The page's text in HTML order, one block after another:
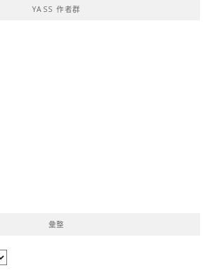
YASS 作者群
彙整